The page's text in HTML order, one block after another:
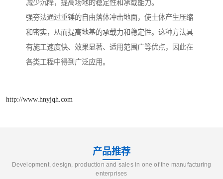
减少沉降，提高场地的稳定性和承载能力。
强夯法通过重锤的自由落体冲击地面，使土体产生压缩
和密实，从而提高地基的承载力和稳定性。这种方法具
有施工速度快、效果显著、适用范围广等优点，因此在
各类工程中得到广泛应用。
http://www.hnyjqh.com
产品推荐
Development, design, production and sales in one of the manufacturing
enterprises